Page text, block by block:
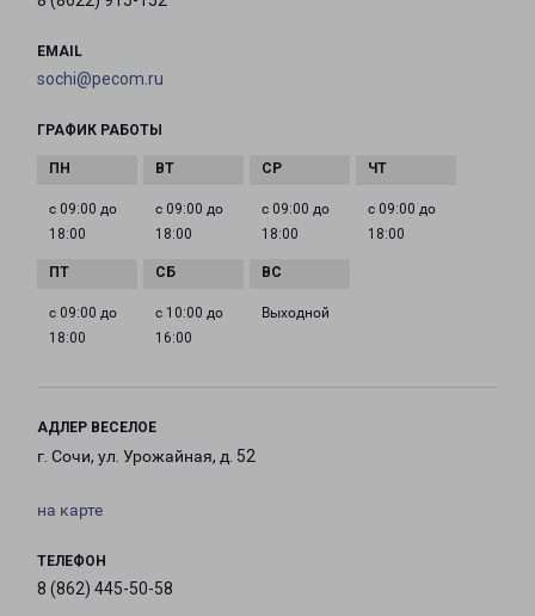
EMAIL
sochi@pecom.ru
ГРАФИК РАБОТЫ
с 09:00 до
18:00
с 09:00 до
18:00
с 09:00 до
18:00
с 09:00 до
18:00
с 09:00 до
18:00
с 10:00 до
16:00
Выходной
АДЛЕР ВЕСЕЛОЕ
г. Сочи, ул. Урожайная, д. 52
на карте
ТЕЛЕФОН
8 (862) 445-50-58